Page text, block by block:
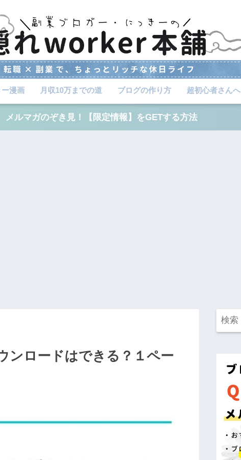
漫画 月収10万までの道 ブログの作り方 超初心者さんへ
メルマガのぞき見！【限定情報】をGETする方法
ンロードはできる？１ペー